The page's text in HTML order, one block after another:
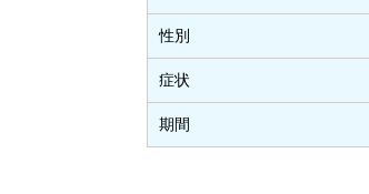
性別
症状
期間